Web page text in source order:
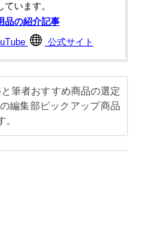
ています。
品の紹介記事
公式サイト
筆者おすすめ商品の選定
編集部ピックアップ商品